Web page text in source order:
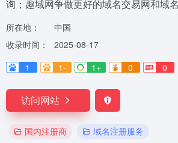
询；趣域网争做更好的域名交易网和域名
所在地：
中国
收录时间：
2025-08-17
1
1- 1+ 0 0
访问网站
国内注册商 域名注册服务